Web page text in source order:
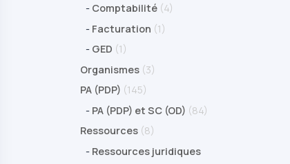
- Comptabilité (4)
- Facturation (1)
- GED (1)
Organismes (3)
PA (PDP) (145)
- PA (PDP) et SC (OD) (84)
Ressources (8)
- Ressources juridiques